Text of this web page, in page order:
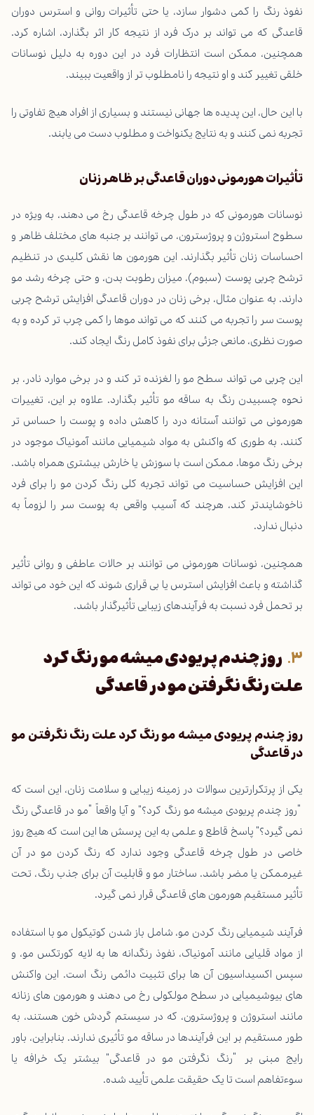
نفوذ رنگ را کمی دشوار سازد، یا حتی تأثیرات روانی و استرس دوران
قاعدگی که می تواند بر درک فرد از نتیجه کار اثر بگذارد، اشاره کرد.
همچنین، ممکن است انتظارات فرد در این دوره به دلیل نوسانات
خلقی تغییر کند و او نتیجه را نامطلوب تر از واقعیت ببیند.
با این حال، این پدیده ها جهانی نیستند و بسیاری از افراد هیچ تفاوتی را
تجربه نمی کنند و به نتایج یکنواخت و مطلوب دست می یابند.
تأثیرات هورمونی دوران قاعدگی بر ظاهر زنان
نوسانات هورمونی که در طول چرخه قاعدگی رخ می دهند، به ویژه در
سطوح استروژن و پروژسترون، می توانند بر جنبه های مختلف ظاهر و
احساسات زنان تأثیر بگذارند. این هورمون ها نقش کلیدی در تنظیم
ترشح چربی پوست (سبوم)، میزان رطوبت بدن، و حتی چرخه رشد مو
دارند. به عنوان مثال، برخی زنان در دوران قاعدگی افزایش ترشح چربی
پوست سر را تجربه می کنند که می تواند موها را کمی چرب تر کرده و به
صورت نظری، مانعی جزئی برای نفوذ کامل رنگ ایجاد کند.
این چربی می تواند سطح مو را لغزنده تر کند و در برخی موارد نادر، بر
نحوه چسبیدن رنگ به ساقه مو تأثیر بگذارد. علاوه بر این، تغییرات
هورمونی می توانند آستانه درد را کاهش داده و پوست را حساس تر
کنند، به طوری که واکنش به مواد شیمیایی مانند آمونیاک موجود در
برخی رنگ موها، ممکن است با سوزش یا خارش بیشتری همراه باشد.
این افزایش حساسیت می تواند تجربه کلی رنگ کردن مو را برای فرد
ناخوشایندتر کند، هرچند که آسیب واقعی به پوست سر را لزوماً به
دنبال ندارد.
همچنین، نوسانات هورمونی می توانند بر حالات عاطفی و روانی تأثیر
گذاشته و باعث افزایش استرس یا بی قراری شوند که این خود می تواند
بر تحمل فرد نسبت به فرآیندهای زیبایی تأثیرگذار باشد.
روز چندم پریودی میشه مو رنگ کرد
علت رنگ نگرفتن مو در قاعدگی
روز چندم پریودی میشه مو رنگ کرد علت رنگ نگرفتن مو
در قاعدگی
یکی از پرتکرارترین سوالات در زمینه زیبایی و سلامت زنان، این است که
“روز چندم پریودی میشه مو رنگ کرد؟” و آیا واقعاً “مو در قاعدگی رنگ
نمی گیرد؟” پاسخ قاطع و علمی به این پرسش ها این است که هیچ روز
خاصی در طول چرخه قاعدگی وجود ندارد که رنگ کردن مو در آن
غیرممکن یا مضر باشد. ساختار مو و قابلیت آن برای جذب رنگ، تحت
تأثیر مستقیم هورمون های قاعدگی قرار نمی گیرد.
فرآیند شیمیایی رنگ کردن مو، شامل باز شدن کوتیکول مو با استفاده
از مواد قلیایی مانند آمونیاک، نفوذ رنگدانه ها به لایه کورتکس مو، و
سپس اکسیداسیون آن ها برای تثبیت دائمی رنگ است. این واکنش
های بیوشیمیایی در سطح مولکولی رخ می دهند و هورمون های زنانه
مانند استروژن و پروژسترون، که در سیستم گردش خون هستند، به
طور مستقیم بر این فرآیندها در ساقه مو تأثیری ندارند. بنابراین، باور
رایج مبنی بر “رنگ نگرفتن مو در قاعدگی” بیشتر یک خرافه یا
سوءتفاهم است تا یک حقیقت علمی تأیید شده.